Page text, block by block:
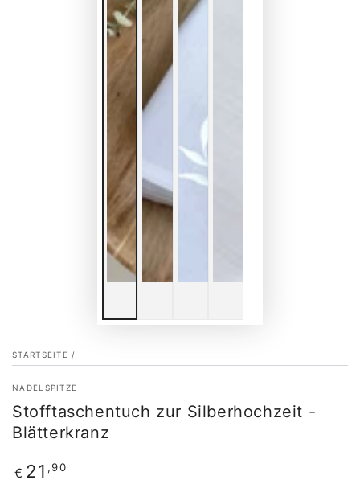
STARTSEITE /
NADELSPITZE
Stofftaschentuch zur Silberhochzeit -
Blätterkranz
Regulärer
€ 21 ,90